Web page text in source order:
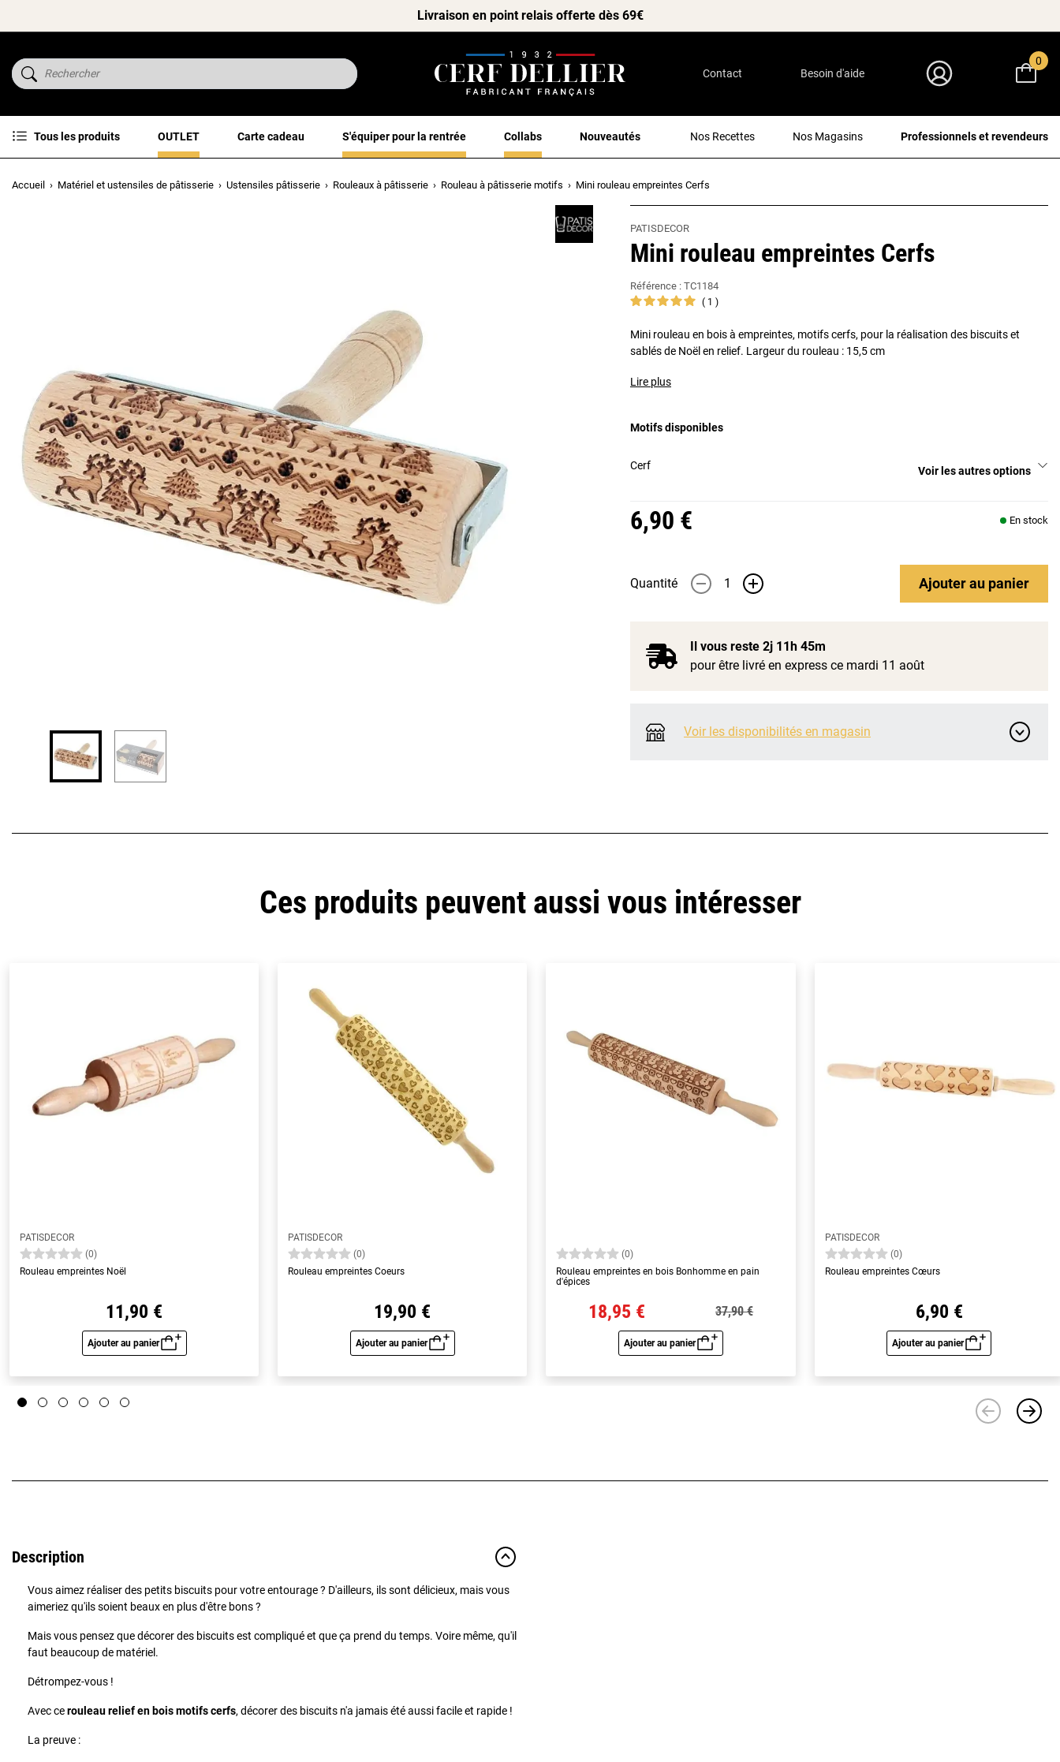
Livraison en point relais offerte dès 69€
Contact Besoin d'aide
0
Tous les produits OUTLET Carte cadeau S'équiper pour la rentrée Collabs Nouveautés Nos Recettes Nos Magasins Professionnels et revendeurs
Accueil Matériel et ustensiles de pâtisserie Ustensiles pâtisserie Rouleaux à pâtisserie Rouleau à pâtisserie motifs Mini rouleau empreintes Cerfs
PATISDECOR
Mini rouleau empreintes Cerfs
Référence : TC1184
1
Mini rouleau en bois à empreintes, motifs cerfs, pour la réalisation des biscuits et
sablés de Noël en relief. Largeur du rouleau : 15,5 cm
Lire plus
Motifs disponibles
Cerf Voir les autres options
6,90 € En stock
Quantité - + Ajouterau panier
Il vous reste 2j 11h 45m
pour être livré en express ce mardi 11 août
Voir les disponibilités en magasin
Ces produits peuvent aussi vous intéresser
PATISDECOR
(0)
Rouleau empreintes Noël
11,90 €
Ajouter au panier
Aperçu rapide
PATISDECOR
(0)
Rouleau empreintes Coeurs
19,90 €
Ajouter au panier
Aperçu rapide
(0)
Rouleau empreintes en bois Bonhomme en pain
d'épices
18,95 € 37,90 €
Ajouter au panier
Aperçu rapide
PATISDECOR
(0)
Rouleau empreintes Cœurs
6,90 €
Ajouter au panier
Aperçu rapide
Description
Vous aimez réaliser des petits biscuits pour votre entourage ? D'ailleurs, ils sont délicieux, mais vous
aimeriez qu'ils soient beaux en plus d'être bons ?
Mais vous pensez que décorer des biscuits est compliqué et que ça prend du temps. Voire même, qu'il
faut beaucoup de matériel.
Détrompez-vous !
Avec cerouleau relief en bois motifs cerfs, décorer des biscuits n'a jamais été aussi facile et rapide !
La preuve :